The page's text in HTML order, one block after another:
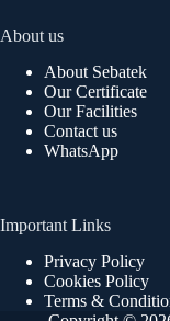
About us
About Sebatek
Our Certificate
Our Facilities
Contact us
WhatsApp
Important Links
Privacy Policy
Cookies Policy
Terms &